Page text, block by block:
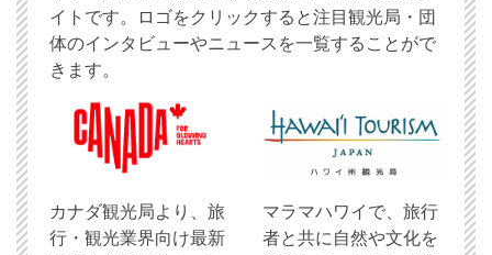
イトです。ロゴをクリックすると注目観光局・団
体のインタビューやニュースを一覧することがで
きます。
​カナダ観光局より、旅
行・観光業界向け最新
マラマハワイで、旅行
者と共に自然や文化を